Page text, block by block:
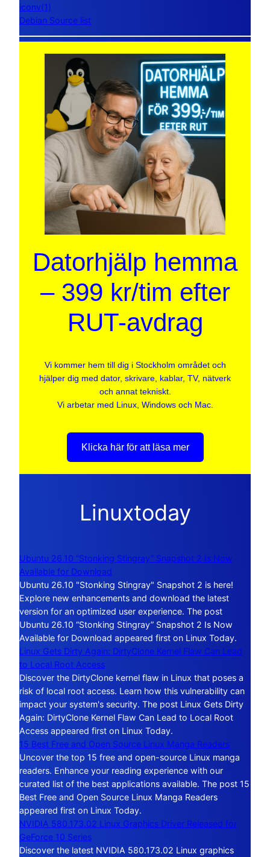
iconv(1)
Debian Source list
Datorhjälp hemma
– 399 kr/tim efter
RUT-avdrag
Vi kommer hem till dig i Stockholm området och
hjälper dig med dator, skrivare, kablar, TV, nätverk
och annat tekniskt.
Vi arbetar med Linux, Windows och Mac.
Klicka här för att läsa mer
Linuxtoday
Ubuntu 26.10 “Stonking Stingray” Snapshot 2 Is Now
Available for Download
Ubuntu 26.10 "Stonking Stingray" Snapshot 2 is here!
Explore new enhancements and download the latest
version for an optimized user experience. The post
Ubuntu 26.10 “Stonking Stingray” Snapshot 2 Is Now
Available for Download appeared first on Linux Today.
Linux Gets Dirty Again: DirtyClone Kernel Flaw Can Lead
to Local Root Access
Discover the DirtyClone kernel flaw in Linux that poses a
risk of local root access. Learn how this vulnerability can
impact your system's security. The post Linux Gets Dirty
Again: DirtyClone Kernel Flaw Can Lead to Local Root
Access appeared first on Linux Today.
15 Best Free and Open Source Linux Manga Readers
Uncover the top 15 free and open-source Linux manga
readers. Enhance your reading experience with our
curated list of the best applications available. The post 15
Best Free and Open Source Linux Manga Readers
appeared first on Linux Today.
NVIDIA 580.173.02 Linux Graphics Driver Released for
GeForce 10 Series
Discover the latest NVIDIA 580.173.02 Linux graphics